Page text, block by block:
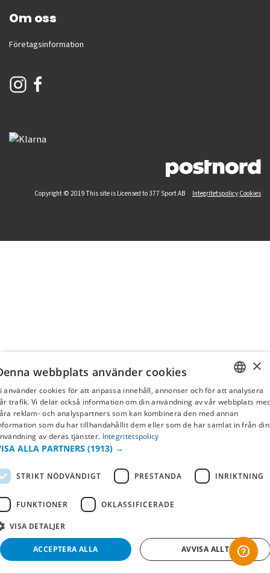
Om oss
Företagsinformation
Copyright © 2019 This site is Licensed to 377 Sport AB Integritetspolicy Cookies
SWEDISH
FI
×
webbplats använder cookies
använder cookies för att anpassa innehåll, annonser och för att analysera
trafik. Vi delar också information om din användning av vår webbplats
reklam- och analyspartners som kan kombinera den med annan
som du har tillhandahållit dem eller som de har samlat in från din
av deras tjänster. Integritetspolicy
ALLA PARTNERS (1913) →
STRIKT NÖDVÄNDIGT PRESTANDA INRIKTNING
FUNKTIONER OKLASSIFICERADE
VISA DETALJER
ACCEPTERA ALLA AVVISA ALLT